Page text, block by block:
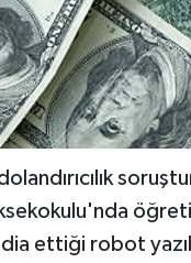
ettiği robot